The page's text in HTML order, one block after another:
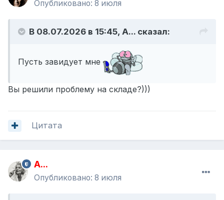
Опубликовано: 8 июля
В 08.07.2026 в 15:45, A... сказал:
Пусть завидует мне
Вы решили проблему на складе?)))
Цитата
A...
Опубликовано: 8 июля